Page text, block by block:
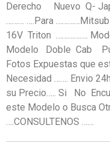
Derecho Nuevo Q-
……… ….Para
16V Triton …………….
Modelo Doble Cab
Fotos Expuestas que
Necesidad ……. Envio
su Precio….. Si No
este Modelo o Busca
….CONSULTENOS ……